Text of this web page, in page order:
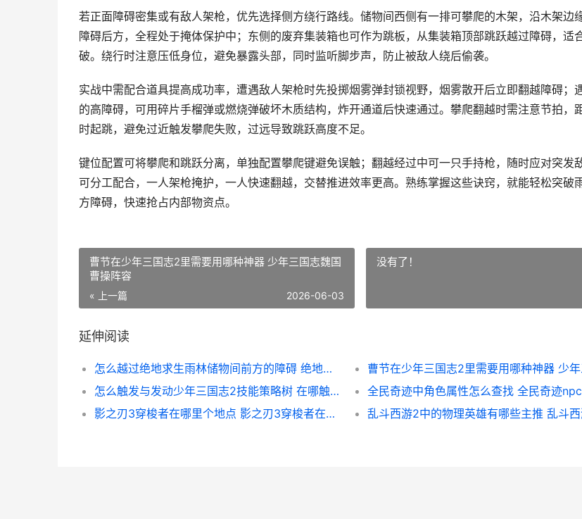
若正面障碍密集或有敌人架枪，优先选择侧方绕行路线。储物间西侧有一排可攀爬的木架，沿木架边
障碍后方，全程处于掩体保护中；东侧的废弃集装箱也可作为跳板，从集装箱顶部跳跃越过障碍，适
破。绕行时注意压低身位，避免暴露头部，同时监听脚步声，防止被敌人绕后偷袭。
实战中需配合道具提高成功率，遭遇敌人架枪时先投掷烟雾弹封锁视野，烟雾散开后立即翻越障碍；
的高障碍，可用碎片手榴弹或燃烧弹破坏木质结构，炸开通道后快速通过。攀爬翻越时需注意节拍，
时起跳，避免过近触发攀爬失败，过远导致跳跃高度不足。
键位配置可将攀爬和跳跃分离，单独配置攀爬键避免误触；翻越经过中可一只手持枪，随时应对突发
可分工配合，一人架枪掩护，一人快速翻越，交替推进效率更高。熟练掌握这些诀窍，就能轻松突破
方障碍，快速抢占内部物资点。
曹节在少年三国志2里需要用哪种神器 少年三国志魏国
曹操阵容
« 上一篇 2026-06-03
没有了！
延伸阅读
怎么越过绝地求生雨林储物间前方的障碍 绝地求生怎么跳过身份验证
怎么触发与发动少年三国志2技能策略树 在哪触发
全民奇迹中角色属性怎么查找 全民奇迹npc
影之刃3穿梭者在哪里个地点 影之刃3穿梭者在哪里